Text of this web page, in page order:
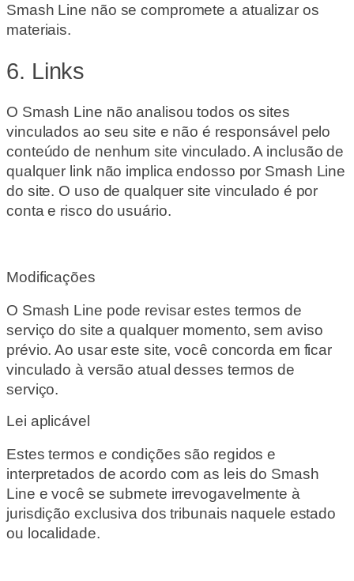
Smash Line não se compromete a atualizar os
materiais.
6. Links
O Smash Line não analisou todos os sites
vinculados ao seu site e não é responsável pelo
conteúdo de nenhum site vinculado. A inclusão de
qualquer link não implica endosso por Smash Line
do site. O uso de qualquer site vinculado é por
conta e risco do usuário.
Modificações
O Smash Line pode revisar estes termos de
serviço do site a qualquer momento, sem aviso
prévio. Ao usar este site, você concorda em ficar
vinculado à versão atual desses termos de
serviço.
Lei aplicável
Estes termos e condições são regidos e
interpretados de acordo com as leis do Smash
Line e você se submete irrevogavelmente à
jurisdição exclusiva dos tribunais naquele estado
ou localidade.